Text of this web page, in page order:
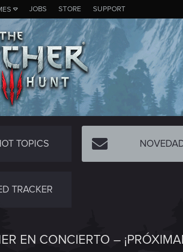
JOBS STORE SUPPORT
TOPICS
TRACKER
EN CONCIERTO –